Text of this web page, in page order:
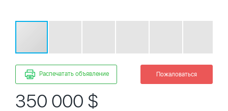
Распечатать объявление Пожаловаться
350 000 $